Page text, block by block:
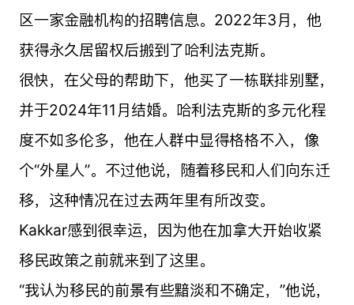
区一家金融机构的招聘信息。2022年3月，他
获得永久居留权后搬到了哈利法克斯。
很快，在父母的帮助下，他买了一栋联排别墅，
并于2024年11月结婚。哈利法克斯的多元化程
度不如多伦多，他在人群中显得格格不入，像
个“外星人”。不过他说，随着移民和人们向东迁
移，这种情况在过去两年里有所改变。
Kakkar感到很幸运，因为他在加拿大开始收紧
移民政策之前就来到了这里。
“我认为移民的前景有些黯淡和不确定，”他说，